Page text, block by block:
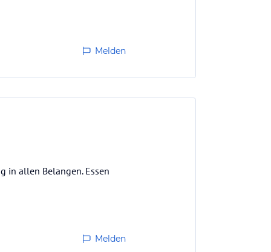
Melden
in allen Belangen. Essen
Melden